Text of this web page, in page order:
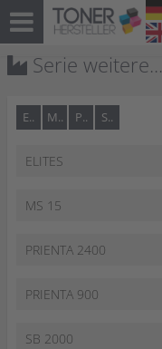
Serie weitere...
E.. M.. P.. S..
ELITES
MS 15
PRIENTA 2400
PRIENTA 900
SB 2000